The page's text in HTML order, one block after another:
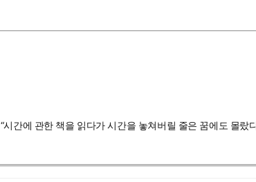
간에 관한 책을 읽다가 시간을 놓쳐버릴 줄은 꿈에도 몰